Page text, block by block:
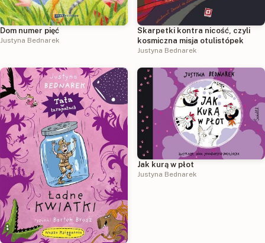
Dom numer pięć
Justyna Bednarek
Skarpetki kontra nicość, czyli
kosmiczna misja otulistópek
Justyna Bednarek
Jak kurą w płot
Justyna Bednarek